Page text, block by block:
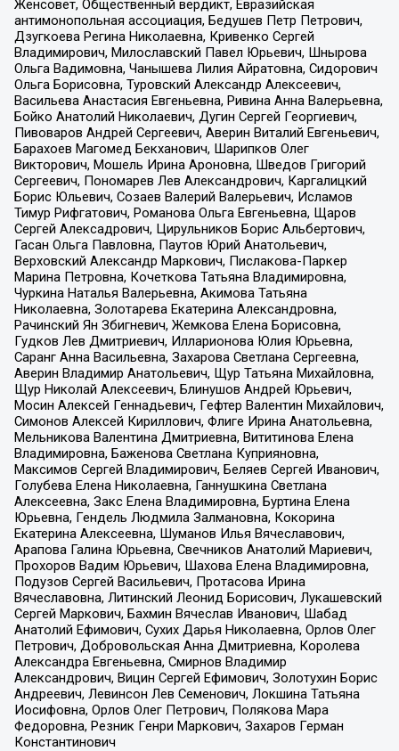
Женсовет, Общественный вердикт, Евразийская
антимонопольная ассоциация, Бедушев Петр Петрович,
Дзугкоева Регина Николаевна, Кривенко Сергей
Владимирович, Милославский Павел Юрьевич, Шнырова
Ольга Вадимовна, Чанышева Лилия Айратовна, Сидорович
Ольга Борисовна, Туровский Александр Алексеевич,
Васильева Анастасия Евгеньевна, Ривина Анна Валерьевна,
Бойко Анатолий Николаевич, Дугин Сергей Георгиевич,
Пивоваров Андрей Сергеевич, Аверин Виталий Евгеньевич,
Барахоев Магомед Бекханович, Шарипков Олег
Викторович, Мошель Ирина Ароновна, Шведов Григорий
Сергеевич, Пономарев Лев Александрович, Каргалицкий
Борис Юльевич, Созаев Валерий Валерьевич, Исламов
Тимур Рифгатович, Романова Ольга Евгеньевна, Щаров
Сергей Алексадрович, Цирульников Борис Альбертович,
Гасан Ольга Павловна, Паутов Юрий Анатольевич,
Верховский Александр Маркович, Пислакова-Паркер
Марина Петровна, Кочеткова Татьяна Владимировна,
Чуркина Наталья Валерьевна, Акимова Татьяна
Николаевна, Золотарева Екатерина Александровна,
Рачинский Ян Збигневич, Жемкова Елена Борисовна,
Гудков Лев Дмитриевич, Илларионова Юлия Юрьевна,
Саранг Анна Васильевна, Захарова Светлана Сергеевна,
Аверин Владимир Анатольевич, Щур Татьяна Михайловна,
Щур Николай Алексеевич, Блинушов Андрей Юрьевич,
Мосин Алексей Геннадьевич, Гефтер Валентин Михайлович,
Симонов Алексей Кириллович, Флиге Ирина Анатольевна,
Мельникова Валентина Дмитриевна, Вититинова Елена
Владимировна, Баженова Светлана Куприяновна,
Максимов Сергей Владимирович, Беляев Сергей Иванович,
Голубева Елена Николаевна, Ганнушкина Светлана
Алексеевна, Закс Елена Владимировна, Буртина Елена
Юрьевна, Гендель Людмила Залмановна, Кокорина
Екатерина Алексеевна, Шуманов Илья Вячеславович,
Арапова Галина Юрьевна, Свечников Анатолий Мариевич,
Прохоров Вадим Юрьевич, Шахова Елена Владимировна,
Подузов Сергей Васильевич, Протасова Ирина
Вячеславовна, Литинский Леонид Борисович, Лукашевский
Сергей Маркович, Бахмин Вячеслав Иванович, Шабад
Анатолий Ефимович, Сухих Дарья Николаевна, Орлов Олег
Петрович, Добровольская Анна Дмитриевна, Королева
Александра Евгеньевна, Смирнов Владимир
Александрович, Вицин Сергей Ефимович, Золотухин Борис
Андреевич, Левинсон Лев Семенович, Локшина Татьяна
Иосифовна, Орлов Олег Петрович, Полякова Мара
Федоровна, Резник Генри Маркович, Захаров Герман
Константинович